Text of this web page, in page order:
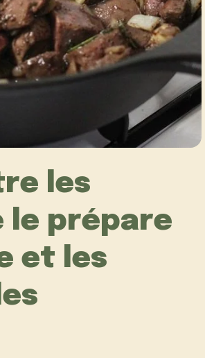
les
le prépare
et les